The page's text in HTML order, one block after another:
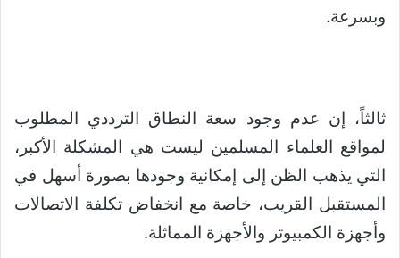
وبسرعة.
ثالثاً، إن عدم وجود سعة النطاق الترددي المطلوب
لمواقع العلماء المسلمين ليست هي المشكلة الأكبر،
التي يذهب الظن إلى إمكانية وجودها بصورة أسهل في
المستقبل القريب، خاصة مع انخفاض تكلفة الاتصالات
وأجهزة الكمبيوتر والأجهزة المماثلة.